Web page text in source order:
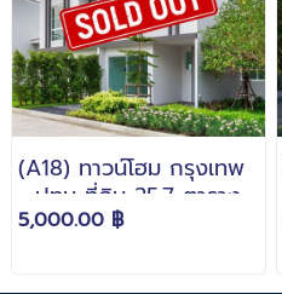
(A18) ทาวน์โฮม กรุงเทพ
- ปทุม ที่ดิน 25.7 ตาราง
วา เริ่ม 3.19 ล้านบาท
5,000.00 ฿